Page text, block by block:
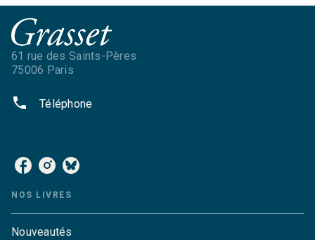
61 rue des Saints-Pères
75006 Paris
phone Téléphone
NOS LIVRES
Nouveautés